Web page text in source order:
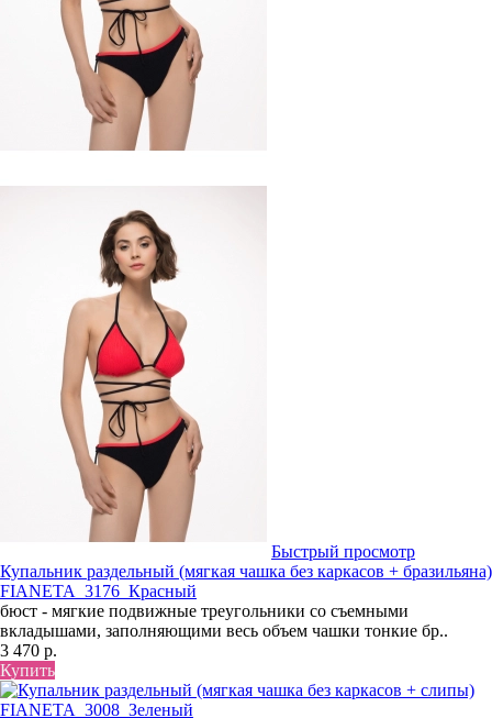
Быстрый просмотр
Купальник раздельный (мягкая чашка без каркасов + бразильяна)
FIANETA_3176_Красный
бюст - мягкие подвижные треугольники со съемными
вкладышами, заполняющими весь объем чашки тонкие бр..
3 470 р.
Купить